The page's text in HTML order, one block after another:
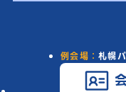
例会場：札幌